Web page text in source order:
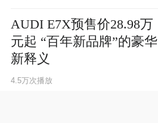
AUDI E7X预售价28.98万
元起 “百年新品牌”的豪华
新释义
4.5万次播放